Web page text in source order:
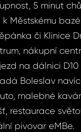
5 minut
k Městskému
či Klinice
nákupní
na dálnici D10
Boleslav
malebné
restaurace
pivovar eMBe.